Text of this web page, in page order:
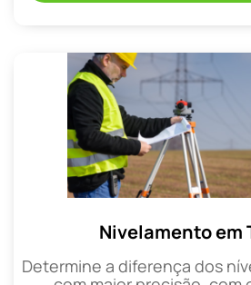
Nivelamento em
Determine a diferença dos